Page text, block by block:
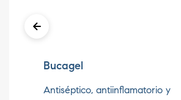
Bucagel
Antiséptico, antiinflamatorio y